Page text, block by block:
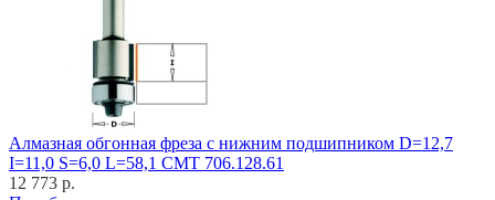
Алмазная обгонная фреза с нижним подшипником D=12,7
I=11,0 S=6,0 L=58,1 CMT 706.128.61
12 773 р.